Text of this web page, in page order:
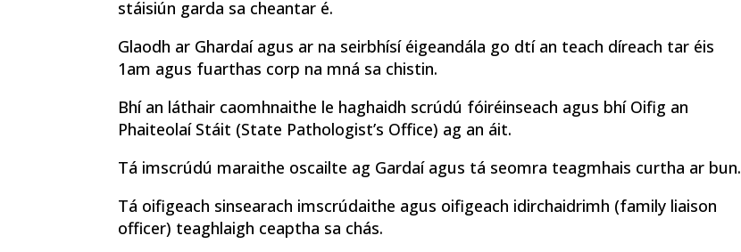
stáisiún garda sa cheantar é.
Glaodh ar Ghardaí agus ar na seirbhísí éigeandála go dtí an teach díreach tar éis
1am agus fuarthas corp na mná sa chistin.
Bhí an láthair caomhnaithe le haghaidh scrúdú fóiréinseach agus bhí Oifig an
Phaiteolaí Stáit (State Pathologist’s Office) ag an áit.
Tá imscrúdú maraithe oscailte ag Gardaí agus tá seomra teagmhais curtha ar bun.
Tá oifigeach sinsearach imscrúdaithe agus oifigeach idirchaidrimh (family liaison
officer) teaghlaigh ceaptha sa chás.